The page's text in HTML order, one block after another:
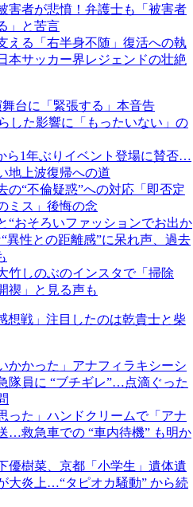
害者が悲憤！弁護士も「被害者
」と苦言
える「右半身不随」復活への執
本サッカー界レジェンドの壮絶
台に「緊張する」本音告
した影響に「もったいない」の
ら1年ぶりイベント登場に賛否…
地上波復帰への道
の“不倫疑惑”への対応「即否定
ミス」後悔の念
“おそろいファッションでお出か
異性との距離感”に呆れ声、過去
竹しのぶのインスタで「掃除
禊」と見る声も
想戦」注目したのは乾貴士と柴
かかった」アナフィラキシーシ
隊員に “ブチギレ”…点滴ぐった
った」ハンドクリームで「アナ
…救急車での “車内待機” も明か
優樹菜、京都「小学生」遺体遺
大炎上…“タピオカ騒動” から続